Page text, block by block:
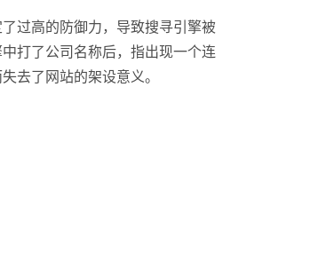
过高的防御力，导致搜寻引擎被
打了公司名称后，指出现一个连
去了网站的架设意义。